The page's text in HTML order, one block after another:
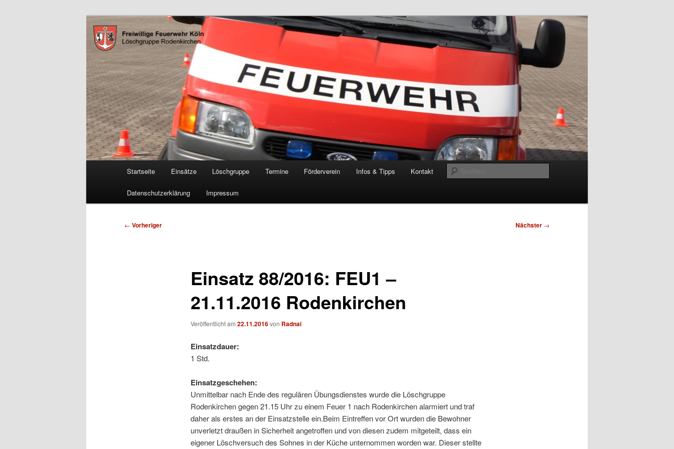
FF Köln, LG RD
Freiwillige Feuerwehr Köln, Löschgruppe Rodenkirchen
Startseite Einsätze Löschgruppe Termine Förderverein Infos & Tipps Kontakt
Datenschutzerklärung Impressum
Beitragsnavigation
← Vorheriger Nächster →
Einsatz 88/2016: FEU1 –
21.11.2016 Rodenkirchen
Veröffentlicht am 22.11.2016von Radnai
Einsatzdauer:
1 Std.
Einsatzgeschehen:
Unmittelbar nach Ende des regulären Übungsdienstes wurde die Löschgruppe
Rodenkirchen gegen 21.15 Uhr zu einem Feuer 1 nach Rodenkirchen alarmiert und traf
daher als erstes an der Einsatzstelle ein.Beim Eintreffen vor Ort wurden die Bewohner
unverletzt draußen in Sicherheit angetroffen und von diesen zudem mitgeteilt, dass ein
eigener Löschversuch des Sohnes in der Küche unternommen worden war. Dieser stellte